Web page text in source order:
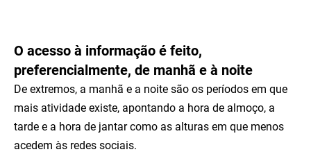
O acesso à informação é feito,
preferencialmente, de manhã e à noite
De extremos, a manhã e a noite são os períodos em que
mais atividade existe, apontando a hora de almoço, a
tarde e a hora de jantar como as alturas em que menos
acedem às redes sociais.